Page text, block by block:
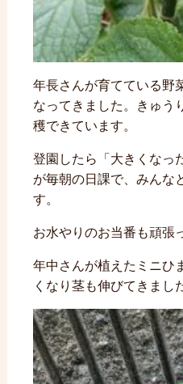
年長さんが育てている野
なってきました。きゅう
穫できています。
登園したら「大きくなっ
が毎朝の日課で、みんな
す。
お水やりのお当番も頑張
年中さんが植えたミニひ
くなり茎も伸びてきまし